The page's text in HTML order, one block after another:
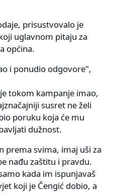
prisustvovalo je
uglavnom pitaju za
općina.
i ponudio odgovore",
tokom kampanje imao,
susret ne želi
poruku koja će mu
dužnost.
prema svima, imaj uši za
nađu zaštitu i pravdu.
kada im ispunjavaš
koji je Čengić dobio, a